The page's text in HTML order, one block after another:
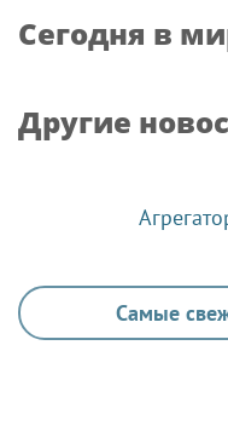
Сегодня в
Другие
Самые